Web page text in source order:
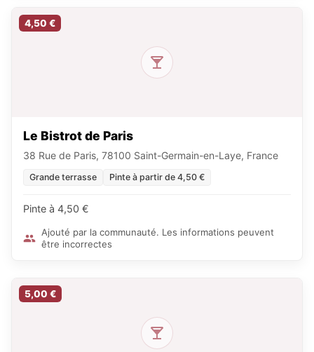
4,50 €
Le Bistrot de Paris
38 Rue de Paris, 78100 Saint-Germain-en-Laye, France
Grande terrasse Pinte à partir de 4,50 €
Pinte à 4,50 €
Ajouté par la communauté. Les informations peuvent
être incorrectes
5,00 €